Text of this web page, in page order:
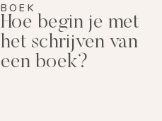
BOEK
Hoe begin je met
het schrijven van
een boek?